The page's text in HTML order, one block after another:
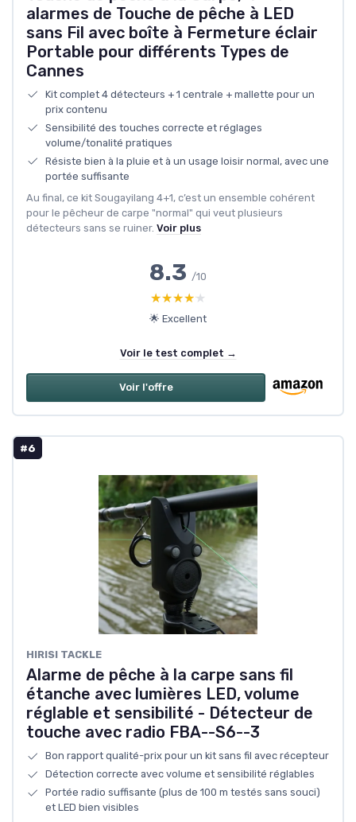
alarmes de Touche de pêche à LED
sans Fil avec boîte à Fermeture éclair
Portable pour différents Types de
Cannes
Kit complet 4 détecteurs + 1 centrale + mallette pour un
prix contenu
Sensibilité des touches correcte et réglages
volume/tonalité pratiques
Résiste bien à la pluie et à un usage loisir normal, avec une
portée suffisante
Au final, ce kit Sougayilang 4+1, c’est un ensemble cohérent
pour le pêcheur de carpe "normal" qui veut plusieurs
détecteurs sans se ruiner. Voir plus
8.3 /10
★★★★★
★★★★★
🌟 Excellent
Voir le test complet →
Voir l'offre
#6
HIRISI TACKLE
Alarme de pêche à la carpe sans fil
étanche avec lumières LED, volume
réglable et sensibilité - Détecteur de
touche avec radio FBA--S6--3
Bon rapport qualité-prix pour un kit sans fil avec récepteur
Détection correcte avec volume et sensibilité réglables
Portée radio suffisante (plus de 100 m testés sans souci)
et LED bien visibles